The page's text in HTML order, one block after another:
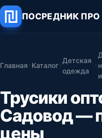
ПОСРЕДНИК ПРО
Главная Каталог
Детская
одежда
Трусики
Садовод —
цены